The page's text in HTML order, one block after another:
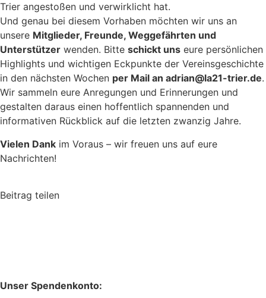
Trier angestoßen und verwirklicht hat.
Und genau bei diesem Vorhaben möchten wir uns an
unsere Mitglieder, Freunde, Weggefährten und
Unterstützer wenden. Bitte schickt uns eure persönlichen
Highlights und wichtigen Eckpunkte der Vereinsgeschichte
in den nächsten Wochen per Mail an adrian@la21-trier.de.
Wir sammeln eure Anregungen und Erinnerungen und
gestalten daraus einen hoffentlich spannenden und
informativen Rückblick auf die letzten zwanzig Jahre.
Vielen Dank im Voraus – wir freuen uns auf eure
Nachrichten!
Beitrag teilen
Unser Spendenkonto: